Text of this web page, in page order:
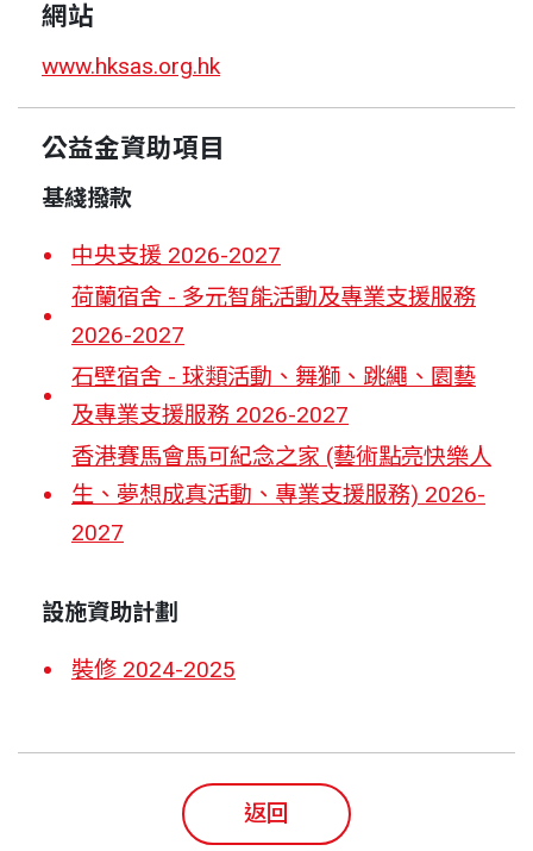
網站
www.hksas.org.hk
公益金資助項目
基綫撥款
中央支援 2026-2027
荷蘭宿舍 - 多元智能活動及專業支援服務
2026-2027
石壁宿舍 - 球類活動、舞獅、跳繩、園藝
及專業支援服務 2026-2027
香港賽馬會馬可紀念之家 (藝術點亮快樂人
生、夢想成真活動、專業支援服務) 2026-
2027
設施資助計劃
裝修 2024-2025
返回